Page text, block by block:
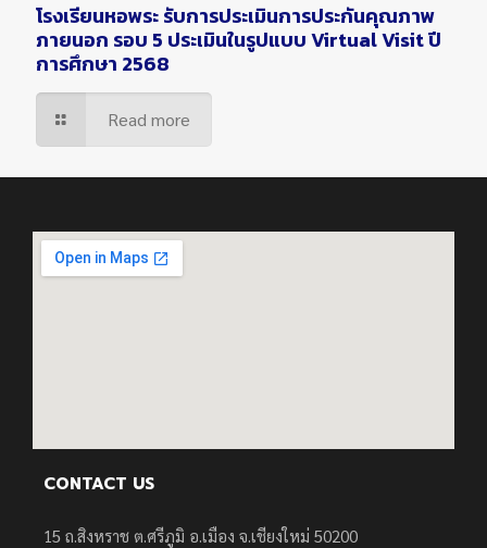
โรงเรียนหอพระ รับการประเมินการประกันคุณภาพ
ภายนอก รอบ 5 ประเมินในรูปแบบ Virtual Visit ปี
การศึกษา 2568
Read more
CONTACT US
15 ถ.สิงหราช ต.ศรีภูมิ อ.เมือง จ.เชียงใหม่ 50200